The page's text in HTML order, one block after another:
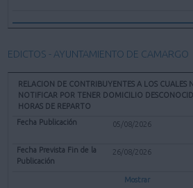
EDICTOS - AYUNTAMIENTO DE CAMARGO
RELACION DE CONTRIBUYENTES A LOS CUALES
NOTIFICAR POR TENER DOMICILIO
HORAS DE REPARTO
05/08/2026
26/08/2026
Mostrar